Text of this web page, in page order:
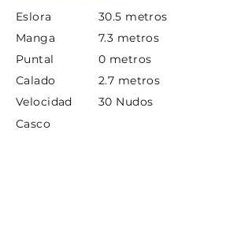
Eslora
30.5 metros
Manga
7.3 metros
Puntal
0 metros
Calado
2.7 metros
Velocidad
30 Nudos
Casco